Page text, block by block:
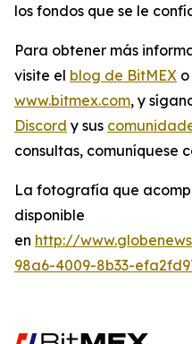
los fondos que se le
Para obtener más
visite el blog de BitMEX
www.bitmex.com, y
Discord y sus
consultas, comuníquese
La fotografía que
disponible
en http://
98a6-4009-8b33-